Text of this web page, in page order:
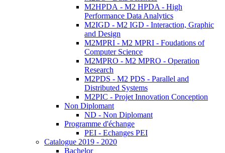
M2HPDA - M2 HPDA - High
Performance Data Analytics
M2IGD - M2 IGD - Interaction, Graphic
and Design
M2MPRI - M2 MPRI - Foudations of
Computer Science
M2MPRO - M2 MPRO - Operation
Research
M2PDS - M2 PDS - Parallel and
Distributed Systems
M2PIC - Projet Innovation Conception
Non Diplomant
ND - Non Diplomant
Programme d'échange
PEI - Echanges PEI
Catalogue 2019 - 2020
Bachelor